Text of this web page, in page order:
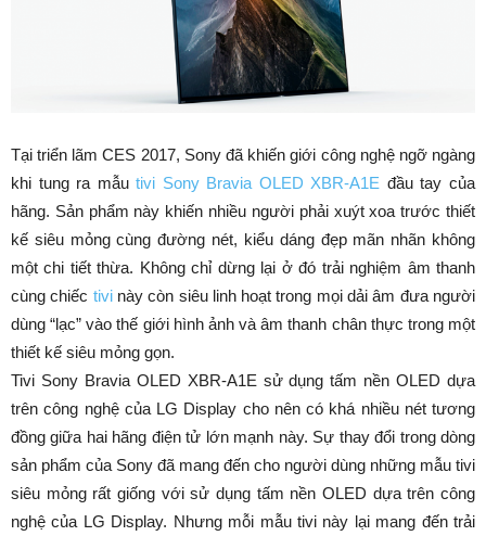
Tại triển lãm CES 2017, Sony đã khiến giới công nghệ ngỡ ngàng
khi tung ra mẫutivi Sony Bravia OLED XBR-A1E đầu tay của
hãng. Sản phẩm này khiến nhiều người phải xuýt xoa trước thiết
kế siêu mỏng cùng đường nét, kiểu dáng đẹp mãn nhãn không
một chi tiết thừa. Không chỉ dừng lại ở đó trải nghiệm âm thanh
cùng chiếc tivinày còn siêu linh hoạt trong mọi dải âm đưa người
dùng “lạc” vào thế giới hình ảnh và âm thanh chân thực trong một
thiết kế siêu mỏng gọn.
Tivi Sony Bravia OLED XBR-A1E sử dụng tấm nền OLED dựa
trên công nghệ của LG Display cho nên có khá nhiều nét tương
đồng giữa hai hãng điện tử lớn mạnh này. Sự thay đổi trong dòng
sản phẩm của Sony đã mang đến cho người dùng những mẫu tivi
siêu mỏng rất giống với sử dụng tấm nền OLED dựa trên công
nghệ của LG Display. Nhưng mỗi mẫu tivi này lại mang đến trải